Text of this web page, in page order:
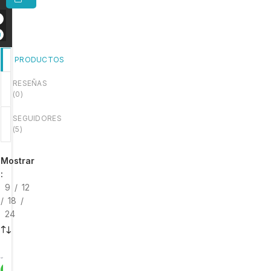
PRODUCTOS
RESEÑAS
(0)
SEGUIDORES
(5)
Mostrar
9
12
18
24